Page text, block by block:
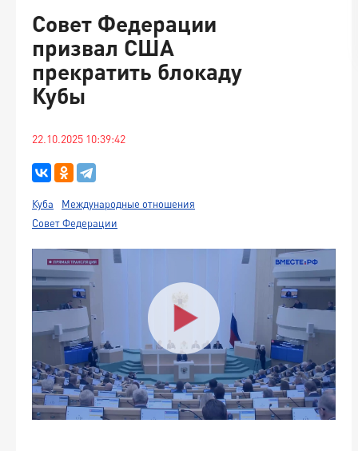
Совет Федерации
призвал США
прекратить блокаду
Кубы
22.10.2025 10:39:42
Куба
Международные отношения
Совет Федерации